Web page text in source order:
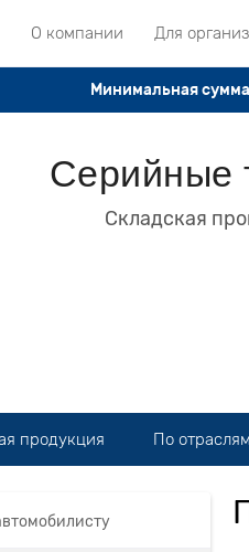
О компании Для
Минимальная
Серийные
Складская
продукция По